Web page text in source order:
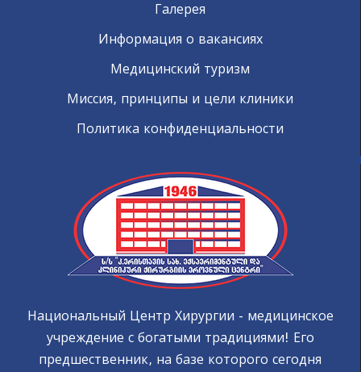
Галерея
Информация о вакансиях
Медицинский туризм
Миссия, принципы и цели клиники
Политика конфиденциальности
Национальный Центр Хирургии - медицинское
учреждение с богатыми традициями! Его
предшественник, на базе которого сегодня